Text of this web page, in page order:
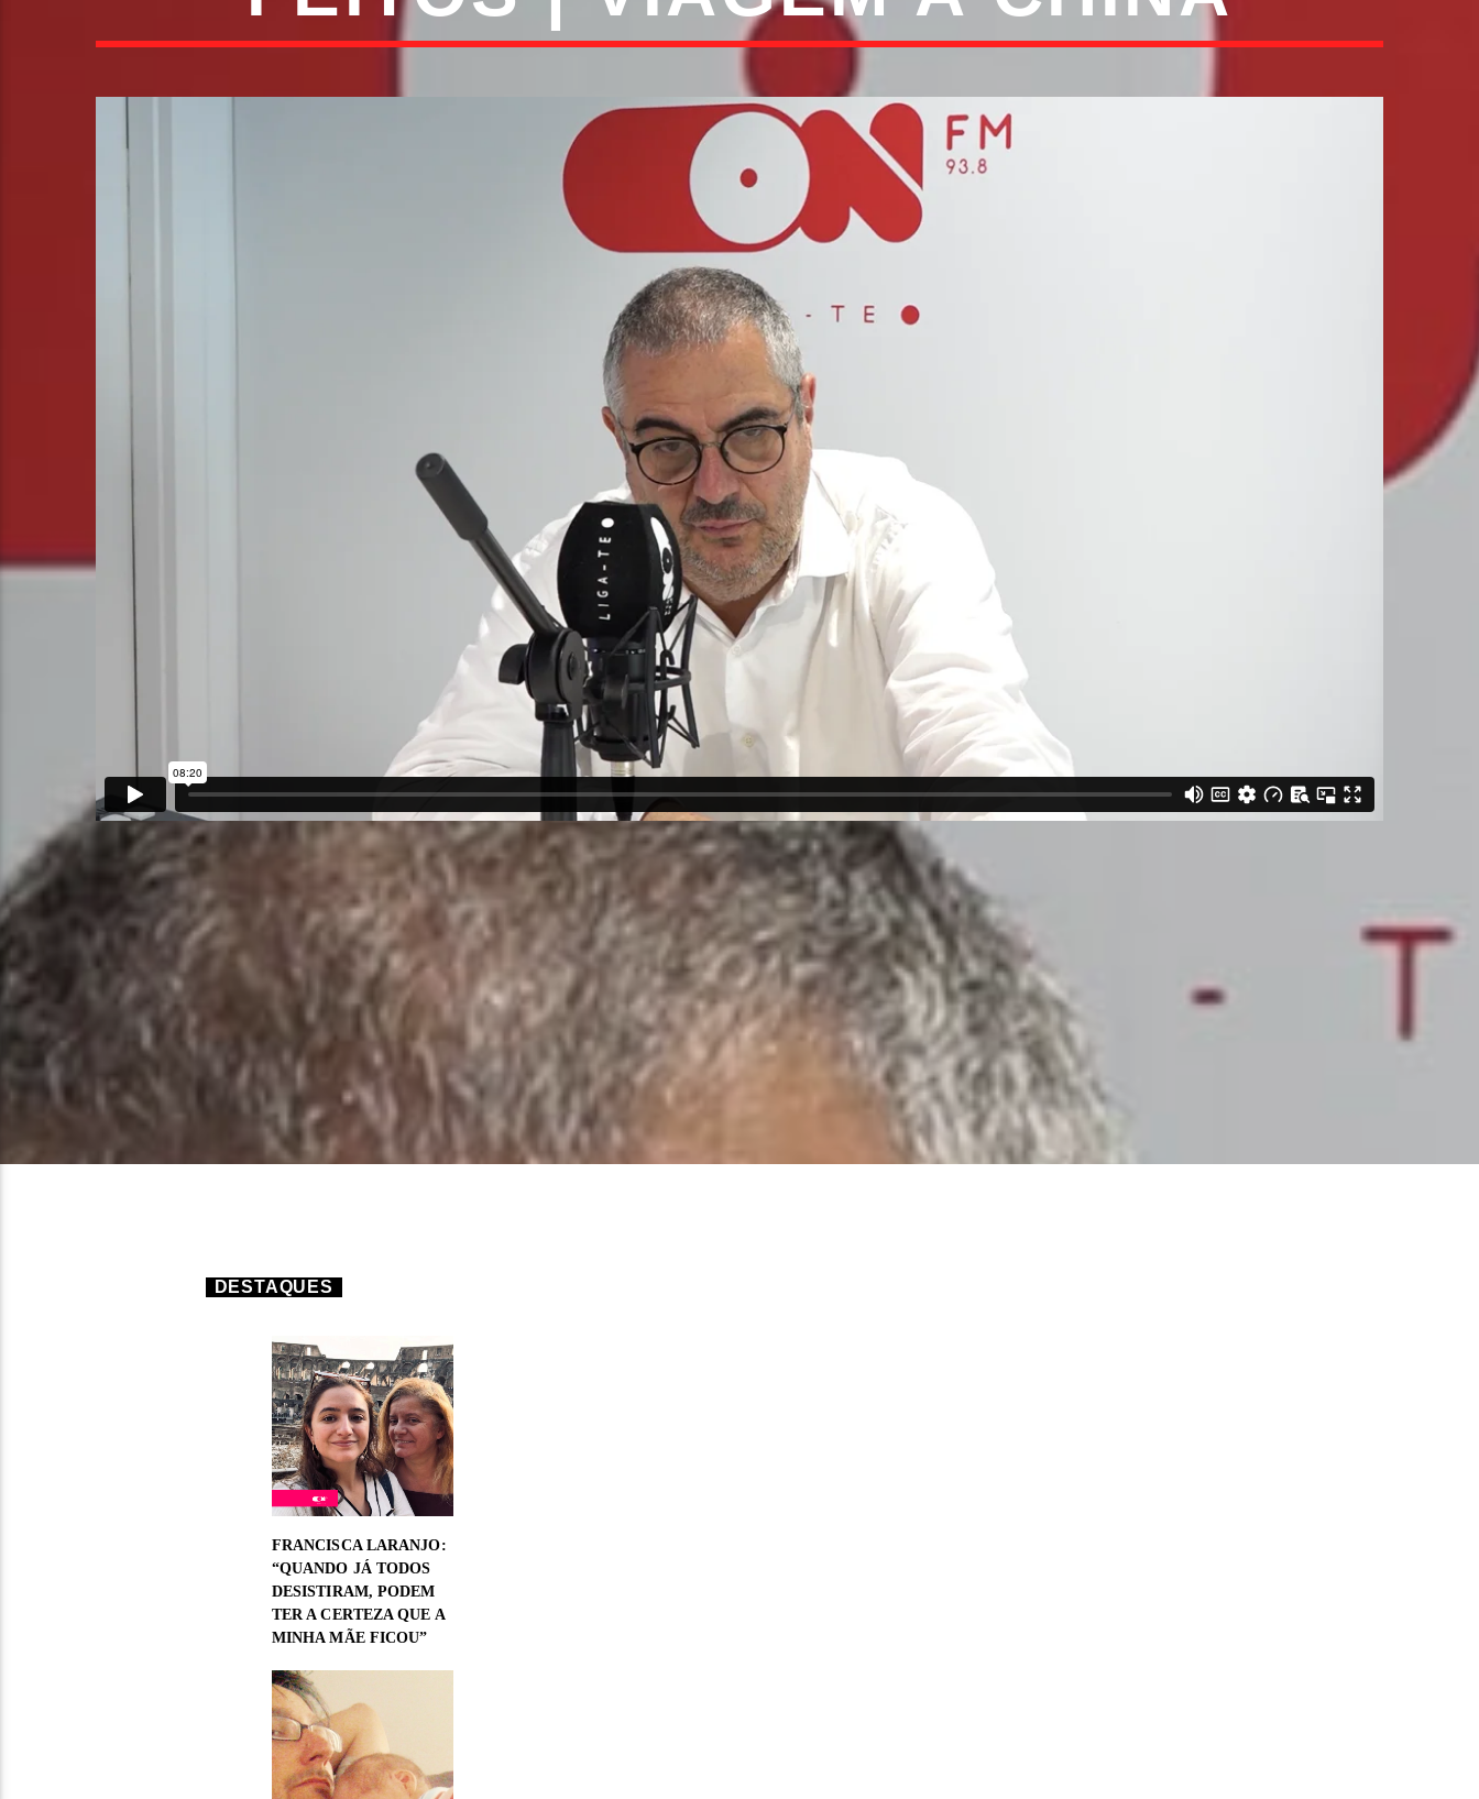
DESTAQUES
FRANCISCA LARANJO:
“QUANDO JÁ TODOS
DESISTIRAM, PODEM
TER A CERTEZA QUE A
MINHA MÃE FICOU”